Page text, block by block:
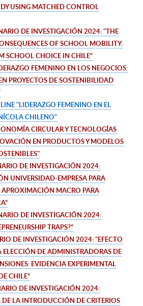
USING MATCHED CONTROL
DE INVESTIGACIÓN 2024:"THE
OF SCHOOL MOBILITY:
SCHOOL CHOICE IN CHILE”
FEMENINO EN LOS NEGOCIOS:
PROYECTOS DE SOSTENIBILIDAD
"LIDERAZGO FEMENINO EN EL
CHILENO"
CIRCULAR Y TECNOLOGÍAS
EN PRODUCTOS Y MODELOS
"
DE INVESTIGACIÓN 2024:
UNIVERSIDAD-EMPRESA PARA
MACRO PARA
”
DE INVESTIGACIÓN 2024:
TRAPS?”
DE INVESTIGACIÓN 2024:"EFECTO
ELECCIÓN DE ADMINISTRADORAS DE
EVIDENCIA EXPERIMENTAL
CHILE”
DE INVESTIGACIÓN 2024:
DE LA INTRODUCCIÓN DE CRITERIOS